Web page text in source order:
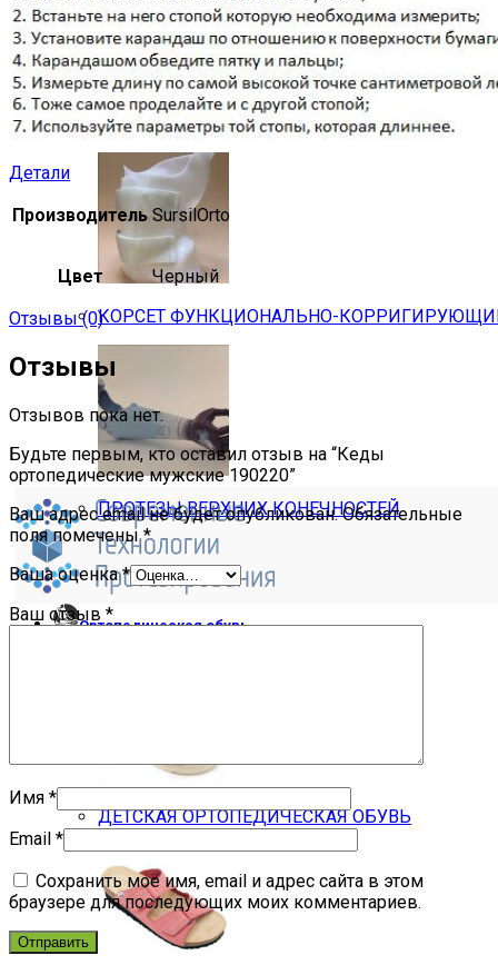
ИНДИВИДУАЛЬНЫЕ ОРТОПЕДИЧЕСКИЕ
КОРСЕТ ФУНКЦИОНАЛЬНО-
ПРОТЕЗЫ ВЕРХНИХ КОНЕЧНОСТЕЙ
Ортопедическая обувь
ДЕТСКАЯ ОРТОПЕДИЧЕСКАЯ ОБУВЬ
Детали
Производитель SursilOrto
Цвет
Черный
Отзывы (0)
Отзывы
Отзывов пока нет.
Будьте первым, кто оставил отзыв на “Кеды
ортопедические мужские 190220”
Ваш адрес email не будет опубликован. Обязательные
поля помечены*
Ваша оценка*
Ваш отзыв *
Имя *
Email *
Сохранить моё имя, email и адрес сайта в этом
браузере для последующих моих комментариев.